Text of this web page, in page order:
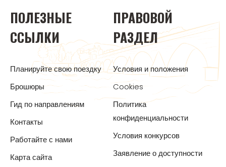
ПОЛЕЗНЫЕ
ССЫЛКИ
Планируйте свою поездку
Брошюры
Гид по направлениям
Контакты
Работайте с нами
Карта сайта
ПРАВОВОЙ
РАЗДЕЛ
Условия и положения
Cookies
Политика
конфиденциальности
Условия конкурсов
Заявление о доступности